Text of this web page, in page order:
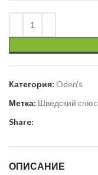
Категория: Oden's
Метка: Шведский снюс
Share:
ОПИСАНИЕ